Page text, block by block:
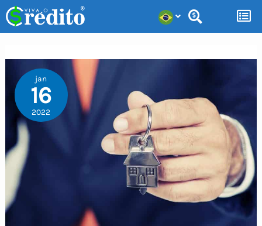
para
conteúdo
jan
16
2022